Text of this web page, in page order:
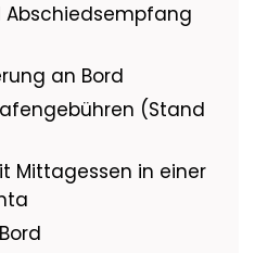
an Bord
(Stand
Mittagessen in einer